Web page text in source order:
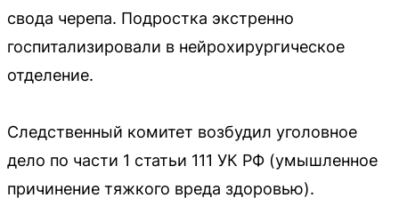
свода черепа. Подростка экстренно
госпитализировали в нейрохирургическое
отделение.
Следственный комитет возбудил уголовное
дело по части 1 статьи 111 УК РФ (умышленное
причинение тяжкого вреда здоровью).